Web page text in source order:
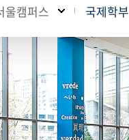
울캠퍼스 국제학부